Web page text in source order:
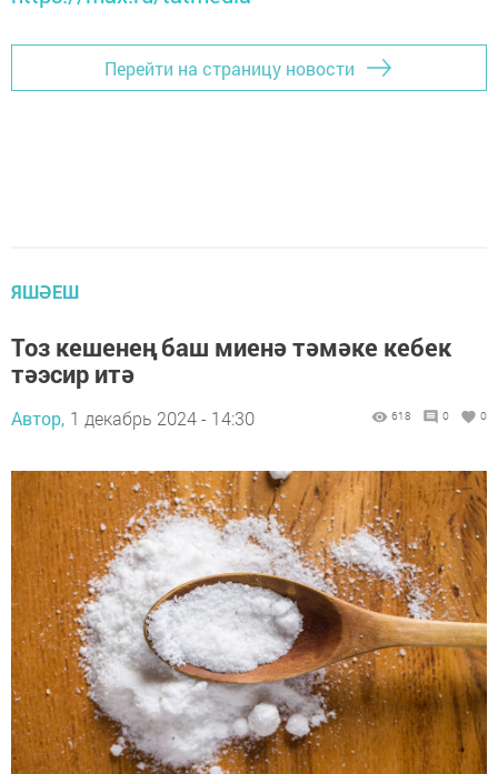
Перейти на страницу новости
ЯШӘЕШ
Тоз кешенең баш миенә тәмәке кебек
тәэсир итә
Автор, 1 декабрь 2024 - 14:30 618 0 0